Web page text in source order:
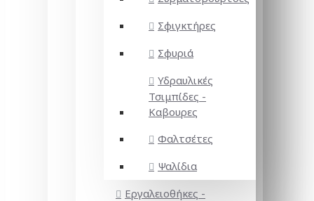
Σφιγκτήρες
Σφυριά
Υδραυλικές
Τσιμπίδες -
Καβουρες
Φαλτσέτες
Ψαλίδια
Εργαλειοθήκες -